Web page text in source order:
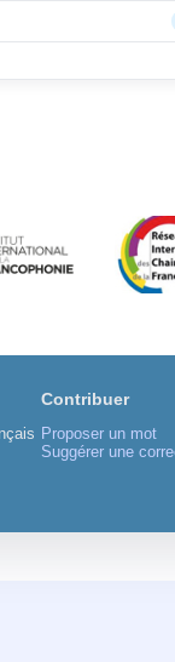
Contribuer
Proposer un mot
Suggérer une